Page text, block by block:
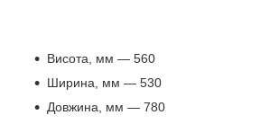
Висота, мм — 560
Ширина, мм — 530
Довжина, мм — 780